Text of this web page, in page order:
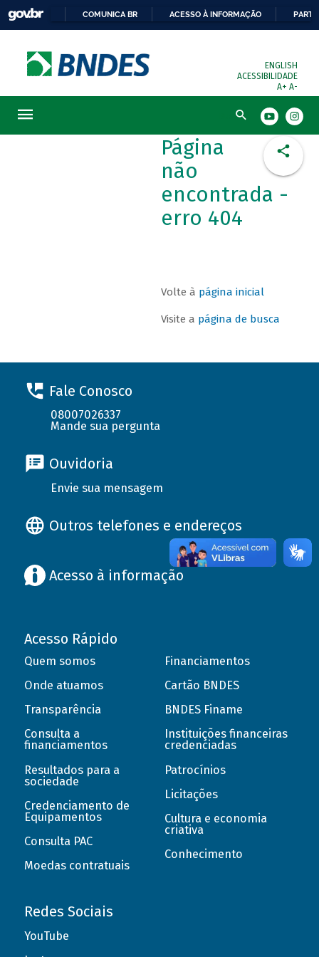
COMUNICA BR ACESSO À INFORMAÇÃO
ENGLISH
ACESSIBILIDADE
A+ A-
Busca
Página
não
encontrada -
erro 404
Volte à página inicial
Visite a página de busca
Fale Conosco
08007026337
Mande sua pergunta
Ouvidoria
Envie sua mensagem
Outros telefones e endereços
Acesso à informação
Acesso Rápido
Quem somos
Onde atuamos
Transparência
Consulta a
financiamentos
Resultados para a
sociedade
Credenciamento de
Equipamentos
Consulta PAC
Moedas contratuais
Financiamentos
Cartão BNDES
BNDES Finame
Instituições financeiras
credenciadas
Patrocínios
Licitações
Cultura e economia
criativa
Conhecimento
Redes Sociais
YouTube